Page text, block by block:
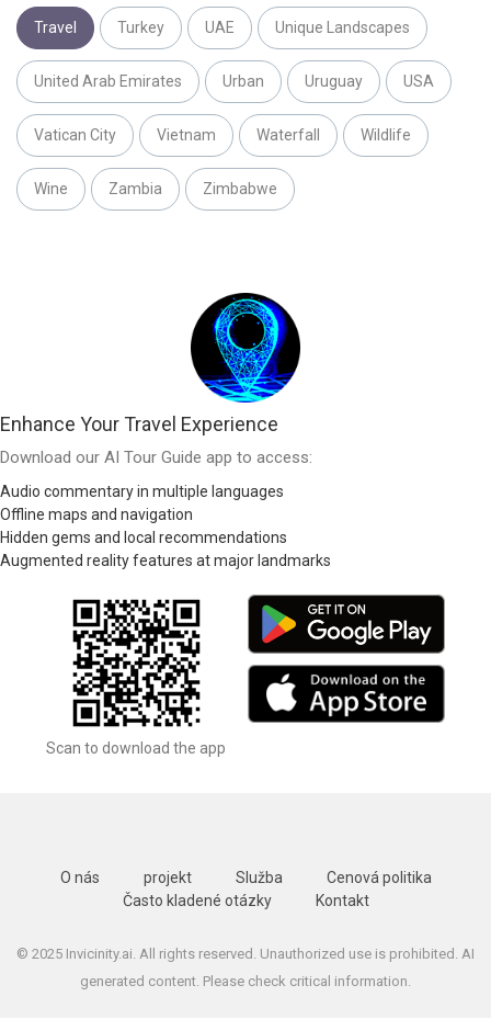
Travel Turkey UAE Unique Landscapes
United Arab Emirates Urban Uruguay USA
Vatican City Vietnam Waterfall Wildlife
Wine Zambia Zimbabwe
Enhance Your Travel Experience
Download our AI Tour Guide app to access:
Audio commentary in multiple languages
Offline maps and navigation
Hidden gems and local recommendations
Augmented reality features at major landmarks
Scan to download the app
O nás projekt Služba
Cenová politika
Často kladené otázky
Kontakt
© 2025 Invicinity.ai. All rights reserved. Unauthorized use is prohibited. AI
generated content. Please check critical information.